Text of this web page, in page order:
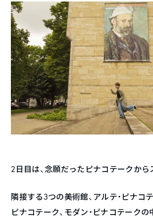
2日目は、念願だったピナコテークから
隣接する3つの美術館、アルテ・ピナコテ
ピナコテーク、モダン・ピナコテークの